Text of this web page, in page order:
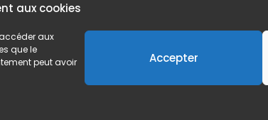
aux cookies
aux
que le
peut avoir
Accepter
des comics originaux, il peut y avoir de nombreuses
vous procurer le webcomics/mangas s'il est disponible